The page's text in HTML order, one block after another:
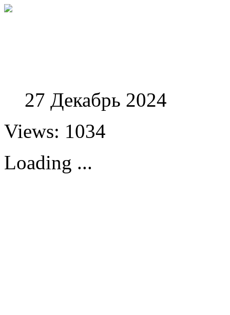
27 Декабрь 2024
Views: 1034
Loading ...